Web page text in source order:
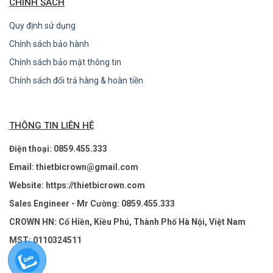
CHÍNH SÁCH
Quy định sử dụng
Chính sách bảo hành
Chính sách bảo mật thông tin
Chính sách đổi trả hàng & hoàn tiền
THÔNG TIN LIÊN HỆ
Điện thoại: 0859.455.333
Email: thietbicrown@gmail.com
Website: https://thietbicrown.com
Sales Engineer - Mr Cường: 0859.455.333
CROWN HN: Cổ Hiền, Kiều Phú, Thành Phố Hà Nội, Việt Nam
MST: 0110324511